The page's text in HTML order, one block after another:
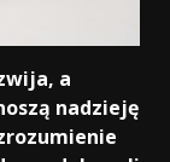
a
nadzieję